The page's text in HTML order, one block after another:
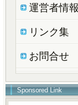
運営者情報
リンク集
お問合せ
Sponsored Link